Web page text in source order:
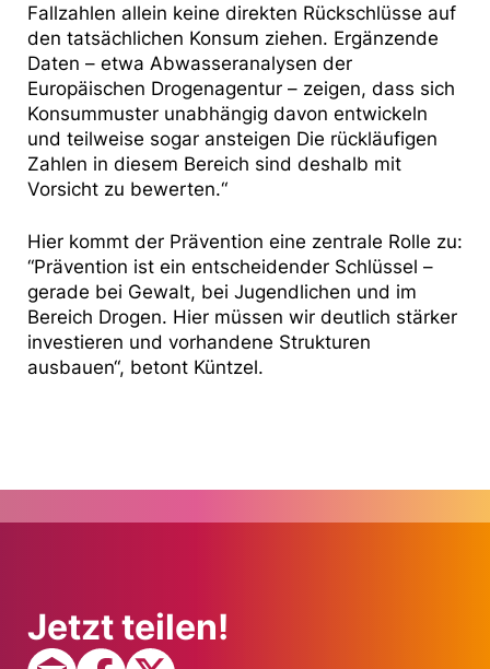
Fallzahlen allein keine direkten Rückschlüsse auf
den tatsächlichen Konsum ziehen. Ergänzende
Daten – etwa Abwasseranalysen der
Europäischen Drogenagentur – zeigen, dass sich
Konsummuster unabhängig davon entwickeln
und teilweise sogar ansteigen Die rückläufigen
Zahlen in diesem Bereich sind deshalb mit
Vorsicht zu bewerten.“
Hier kommt der Prävention eine zentrale Rolle zu:
“Prävention ist ein entscheidender Schlüssel –
gerade bei Gewalt, bei Jugendlichen und im
Bereich Drogen. Hier müssen wir deutlich stärker
investieren und vorhandene Strukturen
ausbauen“, betont Küntzel.
Jetzt teilen!